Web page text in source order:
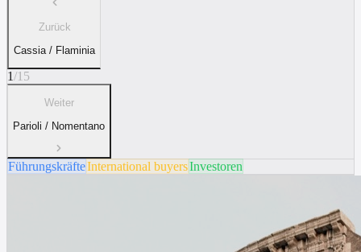
Zurück
Cassia / Flaminia
1/15
Weiter
Parioli / Nomentano
FührungskräfteInternational buyersInvestoren